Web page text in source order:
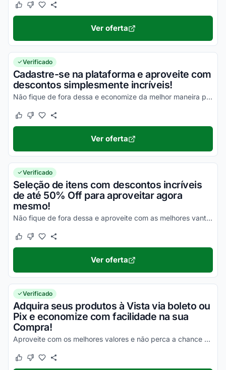
Este cupom funcionou
Este cupom não funcionou
Ver oferta
Verificado
Cadastre-se na plataforma e aproveite com
descontos simplesmente incríveis!
Não fique de fora dessa e economize da melhor maneira possível!
Este cupom funcionou
Este cupom não funcionou
Ver oferta
Verificado
Seleção de itens com descontos incríveis
de até 50% Off para aproveitar agora
mesmo!
Não fique de fora dessa e aproveite com as melhores vantagens possíveis!
Este cupom funcionou
Este cupom não funcionou
Ver oferta
Verificado
Adquira seus produtos à Vista via boleto ou
Pix e economize com facilidade na sua
Compra!
Aproveite com os melhores valores e não perca a chance de economizar em todas as suas compras agora mesmo!
Este cupom funcionou
Este cupom não funcionou